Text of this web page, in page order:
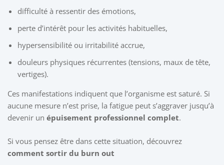
difficulté à ressentir des émotions,
perte d’intérêt pour les activités habituelles,
hypersensibilité ou irritabilité accrue,
douleurs physiques récurrentes (tensions, maux de tête,
vertiges).
Ces manifestations indiquent que l’organisme est saturé. Si
aucune mesure n’est prise, la fatigue peut s’aggraver jusqu’à
devenir un épuisement professionnel complet.
Si vous pensez être dans cette situation, découvrez
comment sortir du burn out